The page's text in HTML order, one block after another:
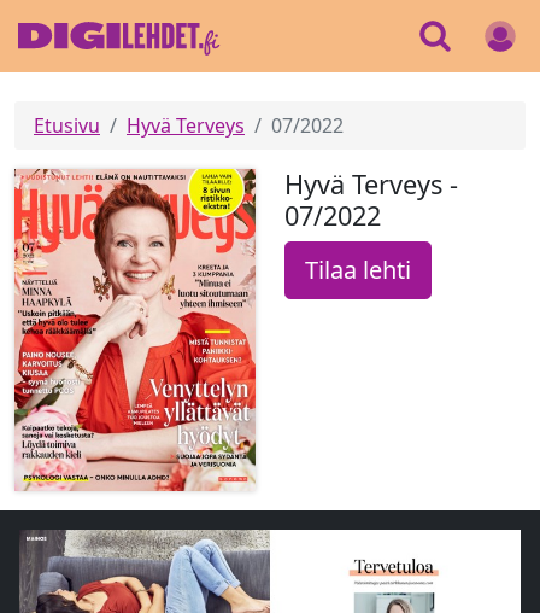
Etusivu Hyvä Terveys 07/2022
Hyvä Terveys -
07/2022
Tilaa lehti